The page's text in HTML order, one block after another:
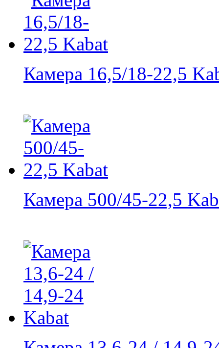
Камера 16,5/18-22,5
Камера 500/45-22,5